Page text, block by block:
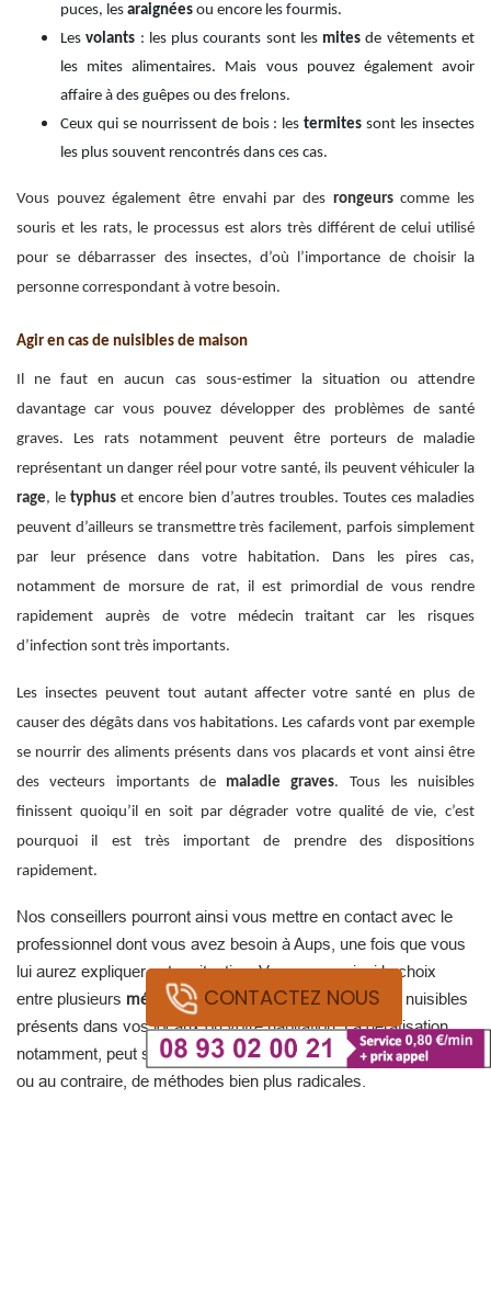
CONTACTEZ NOUS
puces, les araignées ou encore les fourmis.
Lesvolants : les plus courants sont les mitesde vêtements et
les mites alimentaires. Mais vous pouvez également avoir
affaire à des guêpes ou des frelons.
Ceux qui se nourrissent de bois : lestermitessont les insectes
les plus souvent rencontrés dans ces cas.
Vous pouvez également être envahi par des rongeurscomme les
souris et les rats, le processus est alors très différent de celui utilisé
pour se débarrasser des insectes, d’où l’importance de choisir la
personne correspondant à votre besoin.
Agir en cas de nuisibles de maison
Il ne faut en aucun cas sous-estimer la situation ou attendre
davantage car vous pouvez développer des problèmes de santé
graves. Les rats notamment peuvent être porteurs de maladie
représentant un danger réel pour votre santé, ils peuvent véhiculer la
rage, letyphuset encore bien d’autres troubles. Toutes ces maladies
peuvent d’ailleurs se transmettre très facilement, parfois simplement
par leur présence dans votre habitation. Dans les pires cas,
notamment de morsure de rat, il est primordial de vous rendre
rapidement auprès de votre médecin traitant car les risques
d’infection sont très importants.
Les insectes peuvent tout autant affecter votre santé en plus de
causer des dégâts dans vos habitations. Les cafards vont par exemple
se nourrir des aliments présents dans vos placards et vont ainsi être
des vecteurs importants de maladie graves. Tous les nuisibles
finissent quoiqu’il en soit par dégrader votre qualité de vie, c’est
pourquoi il est très important de prendre des dispositions
rapidement.
Nos conseillers pourront ainsi vous mettre en contact avec le
professionnel dont vous avez besoin à Aups, une fois que vous
lui aurez expliquer votre situation. Vous aurez ainsi le choix
entre plusieurs méthodes d’éradicationconcernant les nuisibles
présents dans vos locaux ou votre habitation. La dératisation
notamment, peut se réaliser sous forme de méthodes douces
ou au contraire, de méthodes bien plus radicales.